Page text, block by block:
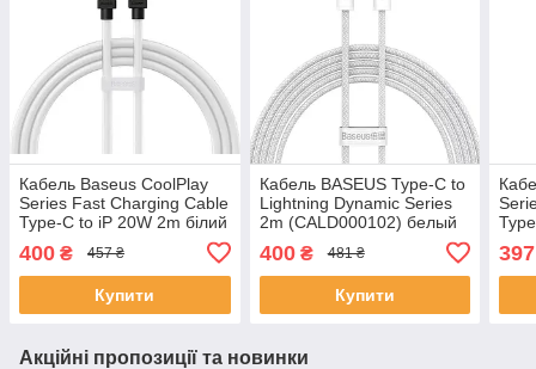
Кабель Baseus CoolPlay
Series Fast Charging Cable
Type-C to iP 20W 2m білий
400 ₴ 457 ₴
Купити
Кабель BASEUS Type-C to
Lightning Dynamic Series
2m (CALD000102) белый
400₴ 481 ₴
Купити
397
Акційні пропозиції та новинки